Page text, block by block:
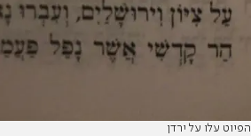
הפיוט עלו על ירדן